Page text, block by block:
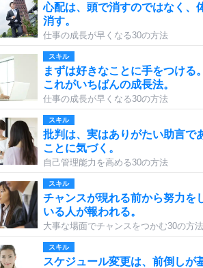
心配は、頭で消すのではなく、
消す。
仕事の成長が早くなる30の方法
スキル
まずは好きなことに手をつける。
これがいちばんの成長法。
仕事の成長が早くなる30の方法
スキル
批判は、実はありがたい助言で
ことに気づく。
自己管理能力を高める30の方法
スキル
チャンスが現れる前から努力を
いる人が報われる。
大事な場面でチャンスをつかむ30の方法
スキル
スケジュール変更は、前倒しが